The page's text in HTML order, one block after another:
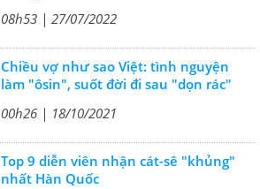
08h53 | 27/07/2022
Chiều vợ như sao Việt: tình nguyện
làm "ôsin", suốt đời đi sau "dọn rác"
00h26 | 18/10/2021
Top 9 diễn viên nhận cát-sê "khủng"
nhất Hàn Quốc